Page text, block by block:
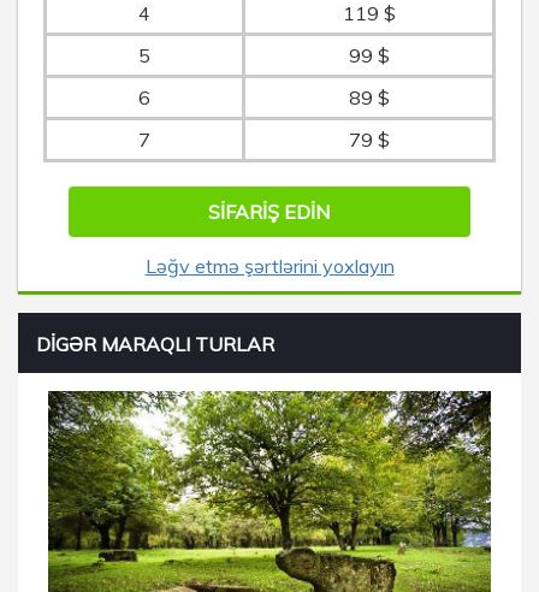
4
119 $
5
99 $
6
89 $
7
79 $
SIFARIŞ EDIN
Ləğv etmə şərtlərini yoxlayın
DİGƏR MARAQLI TURLAR